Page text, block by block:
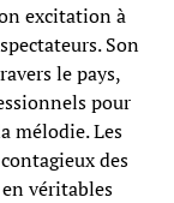
excitation à
Son
le pays,
pour
mélodie. Les
des
véritables